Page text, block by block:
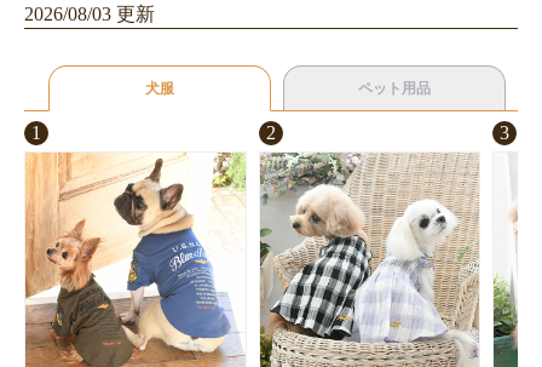
2026/08/03 更新
犬服 ペット用品
1 2 3